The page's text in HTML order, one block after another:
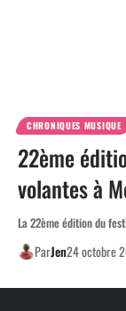
CHRONIQUES MUSIQUE
22ème
volantes à
La 22ème édition du
ParJen24 octobre